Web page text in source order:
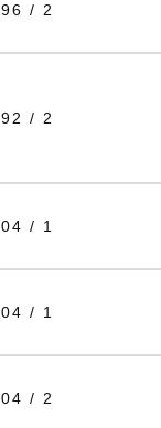
/ 2
/ 2
/ 1
/ 1
/ 2